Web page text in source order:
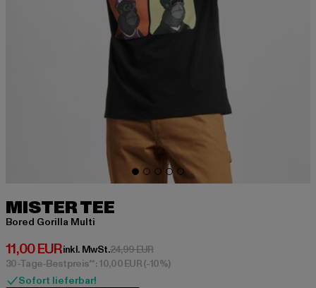
MISTER TEE
Bored Gorilla Multi
11,00 EUR
Derzeitiger Preis: 11,00 EUR
inkl. MwSt.24,99 EURAktionspreis: 24,99 EUR
30-Tage-Bestpreis**: 10,00 EUR(-10%)
Sofort lieferbar!